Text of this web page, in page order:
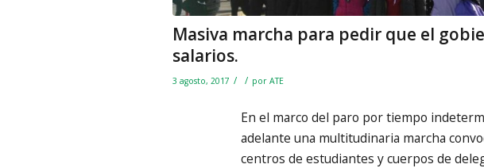
Masiva marcha para pedir que el
salarios.
3 agosto, 2017 / / por ATE
En el marco del paro por tiempo
adelante una multitudinaria marcha
centros de estudiantes y cuerpos de